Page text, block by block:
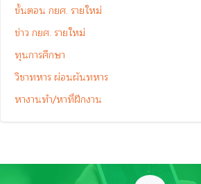
ขั้นตอน กยศ. รายใหม่
ข่าว กยศ. รายใหม่
ทุนการศึกษา
วิชาทหาร ผ่อนผันทหาร
หางานทำ/หาที่ฝึกงาน